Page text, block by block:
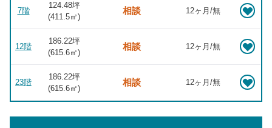
7階
124.48坪
(411.5㎡)
相談 12ヶ月/無
12階
186.22坪
(615.6㎡)
相談 12ヶ月/無
23階
186.22坪
(615.6㎡)
相談 12ヶ月/無